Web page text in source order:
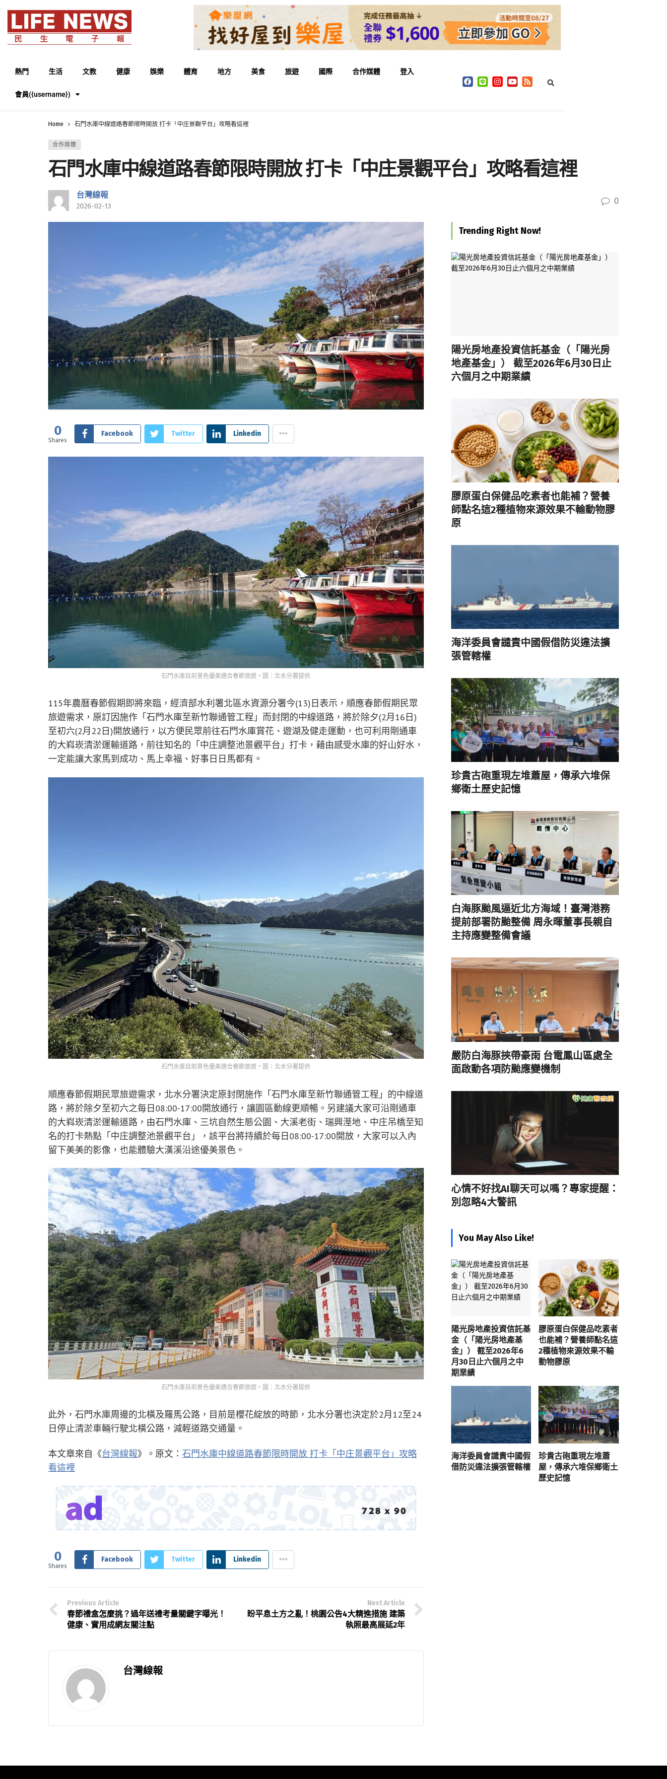
熱門 生活 文教 健康 娛樂 體育 地方 美食 旅遊 國際 合作媒體 登入
會員({username})
Home 石門水庫中線道路春節限時開放 打卡「中庄景觀平台」攻略看這裡
合作媒體
石門水庫中線道路春節限時開放 打卡「中庄景觀平台」攻略看這裡
台灣線報
2026-02-13 0
0
Shares
Facebook Twitter Linkedin
石門水庫目前景色優美適合春節旅遊。圖：北水分署提供
115年農曆春節假期即將來臨，經濟部水利署北區水資源分署今(13)日表示，順應春節假期民眾
旅遊需求，原訂因施作「石門水庫至新竹聯通管工程」而封閉的中線道路，將於除夕(2月16日)
至初六(2月22日)開放通行，以方便民眾前往石門水庫賞花、遊湖及健走運動，也可利用剛通車
的大嵙崁清淤運輸道路，前往知名的「中庄調整池景觀平台」打卡，藉由感受水庫的好山好水，
一定能讓大家馬到成功、馬上幸福、好事日日馬都有。
石門水庫目前景色優美適合春節旅遊。圖：北水分署提供
順應春節假期民眾旅遊需求，北水分署決定原封閉施作「石門水庫至新竹聯通管工程」的中線道
路，將於除夕至初六之毎日08:00-17:00開放通行，讓園區動線更順暢。另建議大家可沿剛通車
的大嵙崁清淤運輸道路，由石門水庫、三坑自然生態公園、大溪老街、瑞興溼地、中庄吊橋至知
名的打卡熱點「中庄調整池景觀平台」，該平台將持續於每日08:00-17:00開放，大家可以入內
留下美美的影像，也能體驗大漢溪沿途優美景色。
石門水庫目前景色優美適合春節旅遊。圖：北水分署提供
此外，石門水庫周邊的北橫及羅馬公路，目前是櫻花綻放的時節，北水分署也決定於2月12至24
日停止清淤車輛行駛北橫公路，減輕道路交通量。
本文章來自《台灣線報》。原文： 石門水庫中線道路春節限時開放 打卡「中庄景觀平台」攻略
看這裡
0
Shares
Facebook Twitter Linkedin
Previous Article
春節禮盒怎麼挑？過年送禮考量關鍵字曝光！
健康、實用成網友關注點
Next Article
盼平息土方之亂！桃園公告4大精進措施 建築
執照最高展延2年
台灣線報
Trending Right Now!
陽光房地產投資信託基金（「陽光房
地產基金」） 截至2026年6月30日止
六個月之中期業績
膠原蛋白保健品吃素者也能補？營養
師點名這2種植物來源效果不輸動物膠
原
海洋委員會譴責中國假借防災違法擴
張管轄權
珍貴古砲重現左堆蕭屋，傳承六堆保
鄉衛土歷史記憶
白海豚颱風逼近北方海域！臺灣港務
提前部署防颱整備 周永暉董事長親自
主持應變整備會議
嚴防白海豚挾帶豪雨 台電鳳山區處全
面啟動各項防颱應變機制
心情不好找AI聊天可以嗎？專家提醒：
別忽略4大警訊
You May Also Like!
陽光房地產投資信託基
金（「陽光房地產基
金」） 截至2026年6
月30日止六個月之中
期業績
膠原蛋白保健品吃素者
也能補？營養師點名這
2種植物來源效果不輸
動物膠原
海洋委員會譴責中國假
借防災違法擴張管轄權
珍貴古砲重現左堆蕭
屋，傳承六堆保鄉衛土
歷史記憶